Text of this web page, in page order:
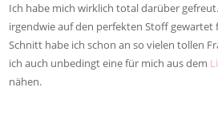
Ich habe mich wirklich total darüber
irgendwie auf den perfekten Stoff gewartet
Schnitt habe ich schon an so vielen tollen
ich auch unbedingt eine für mich aus dem
nähen.